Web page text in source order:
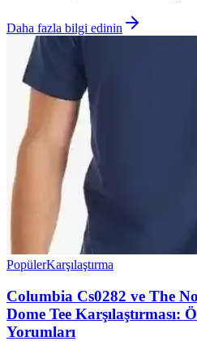
Daha fazla bilgi edinin
PopülerKarşılaştırma
Columbia Cs0282 ve The
Dome Tee Karşılaştırması:
Yorumları